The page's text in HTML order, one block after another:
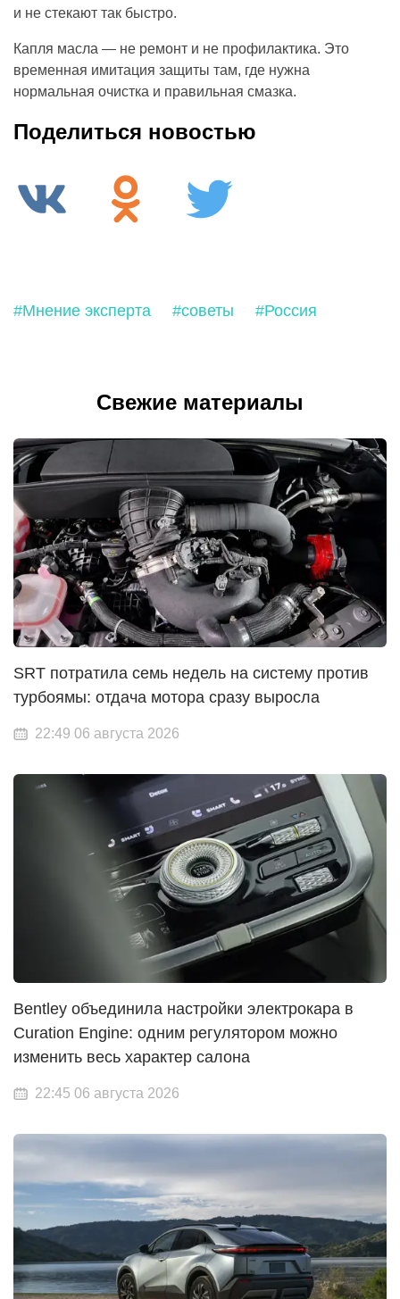
и не стекают так быстро.
Капля масла — не ремонт и не профилактика. Это
временная имитация защиты там, где нужна
нормальная очистка и правильная смазка.
Поделиться новостью
#Мнение эксперта #советы #Россия
Свежие материалы
SRT потратила семь недель на систему против
турбоямы: отдача мотора сразу выросла
22:49 06 августа 2026
Bentley объединила настройки электрокара в
Curation Engine: одним регулятором можно
изменить весь характер салона
22:45 06 августа 2026